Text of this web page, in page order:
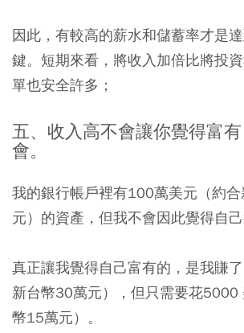
因此，有較高的薪水和儲蓄率才是
鍵。短期來看，將收入加倍比將投
單也安全許多；
五、收入高不會讓你覺得富
會。
我的銀行帳戶裡有100萬美元（約
元）的資產，但我不會因此覺得自己
真正讓我覺得自己富有的，是我賺
新台幣30萬元），但只需要花5000
幣15萬元）。